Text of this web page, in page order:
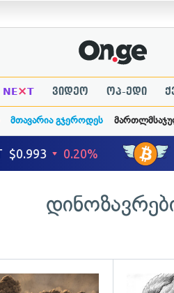
NE×T ვიდეო ოპ-ედი
მთავარია გჯეროდეს
გადახედვა